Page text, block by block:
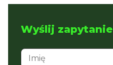
Wyślij zapytanie